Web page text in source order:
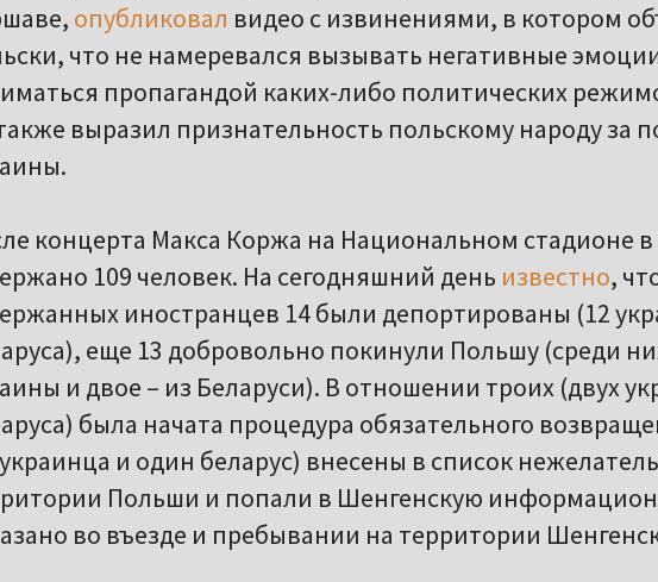
опубликовал видео с извинениями, в котором
что не намеревался вызывать негативные
пропагандой каких-либо политических
выразил признательность польскому народу за
концерта Макса Коржа на Национальном стадионе
109 человек. На сегодняшний день известно,
иностранцев 14 были депортированы (12
еще 13 добровольно покинули Польшу (среди
и двое – из Беларуси). В отношении троих (двух
была начата процедура обязательного
и один беларус) внесены в список
Польши и попали в Шенгенскую
во въезде и пребывании на территории